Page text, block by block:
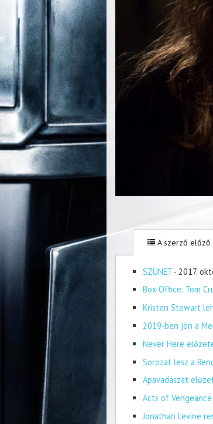
A szerző
SZÜNET - 2017.
Box Office: Tom
Kristen Stewart
2019-ben jön a
Never Here
Sorozat lesz a
Apavadászat
Acts of
Jonathan Levine